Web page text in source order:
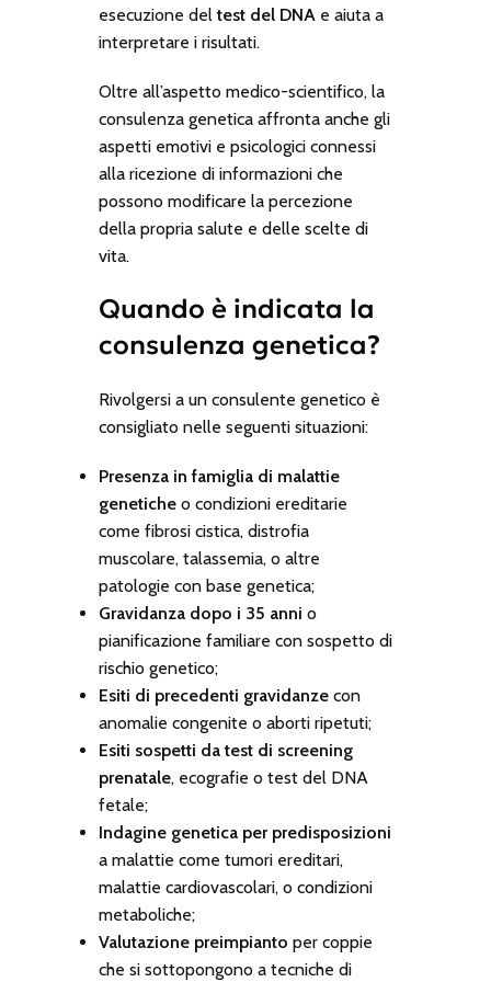
esecuzione deltest del DNAe aiuta a
interpretare i risultati.
Oltre all’aspetto medico-scientifico, la
consulenza genetica affronta anche gli
aspetti emotivi e psicologici connessi
alla ricezione di informazioni che
possono modificare la percezione
della propria salute e delle scelte di
vita.
Quando è indicata la
consulenza genetica?
Rivolgersi a un consulente genetico è
consigliato nelle seguenti situazioni:
Presenza in famiglia di malattie
geneticheo condizioni ereditarie
come fibrosi cistica, distrofia
muscolare, talassemia, o altre
patologie con base genetica;
Gravidanza dopo i 35 anni o
pianificazione familiare con sospetto di
rischio genetico;
Esiti di precedenti gravidanzecon
anomalie congenite o aborti ripetuti;
Esiti sospetti da test di screening
prenatale, ecografie o test del DNA
fetale;
Indagine genetica per predisposizioni
a malattie come tumori ereditari,
malattie cardiovascolari, o condizioni
metaboliche;
Valutazione preimpianto per coppie
che si sottopongono a tecniche di